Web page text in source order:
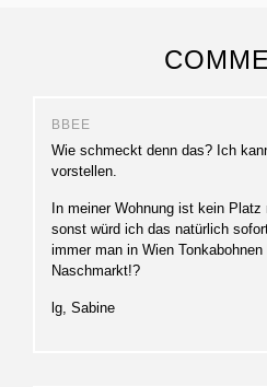
BBEE
Wie schmeckt denn das? Ich
vorstellen.
In meiner Wohnung ist kein
sonst würd ich das natürlich
immer man in Wien
Naschmarkt!?
lg, Sabine